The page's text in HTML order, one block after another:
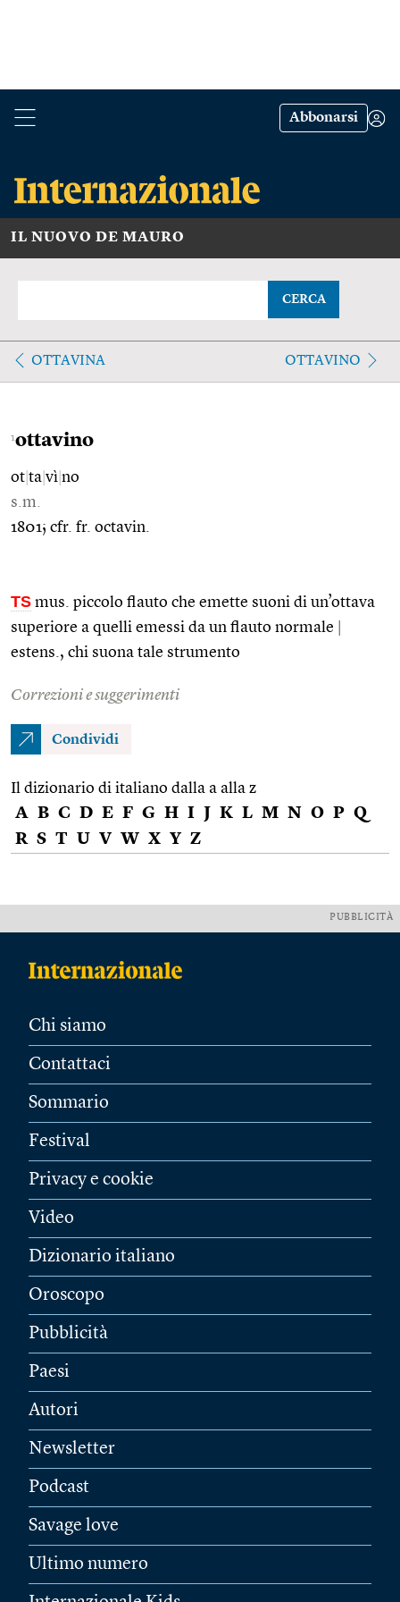
Abbonarsi
IL NUOVO DE MAURO
CERCA
OTTAVINA OTTAVINO
1ottavino
ot ta vì no
s.m.
1801; cfr. fr. octavin.
TS mus. piccolo flauto che emette suoni di un’ottava
superiore a quelli emessi da un flauto normale
estens., chi suona tale strumento
Correzioni e suggerimenti
Condividi
Il dizionario di italiano dalla a alla z
A B C D E F G H I J K L M N O P Q
R S T U V W X Y Z
PUBBLICITÀ
Chi siamo
Contattaci
Sommario
Festival
Privacy e cookie
Video
Dizionario italiano
Oroscopo
Pubblicità
Paesi
Autori
Newsletter
Podcast
Savage love
Ultimo numero